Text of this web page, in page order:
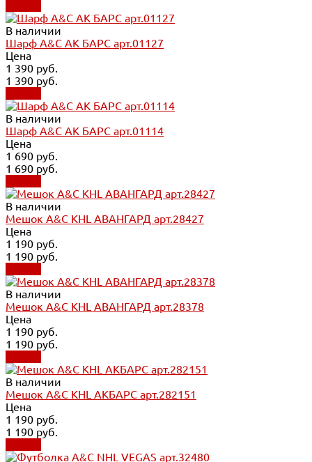
В наличии
Шарф A&C АК БАРС арт.01127
Цена
1 390 руб.
1 390 руб.
В наличии
Шарф A&C АК БАРС арт.01114
Цена
1 690 руб.
1 690 руб.
В наличии
Мешок A&C KHL АВАНГАРД арт.28427
Цена
1 190 руб.
1 190 руб.
В наличии
Мешок A&C KHL АВАНГАРД арт.28378
Цена
1 190 руб.
1 190 руб.
В наличии
Мешок A&C KHL АКБАРС арт.282151
Цена
1 190 руб.
1 190 руб.